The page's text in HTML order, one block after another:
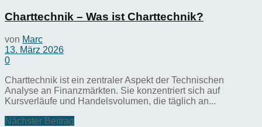
Charttechnik – Was ist Charttechnik?
von Marc
13. März 2026
0
Charttechnik ist ein zentraler Aspekt der Technischen
Analyse an Finanzmärkten. Sie konzentriert sich auf
Kursverläufe und Handelsvolumen, die täglich an...
Nächster Beitrag